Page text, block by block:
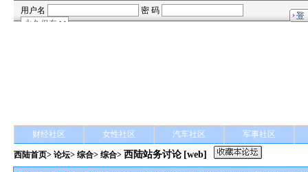
财经社区 女性社区 汽车社区 军事社区
西陆首页>论坛>综合> 综合> 西陆站务讨论 [web]